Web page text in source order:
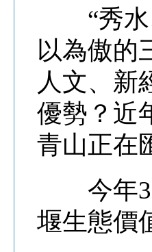
“秀水
以為傲的
人文、新
優勢？近
青山正在
今年3
堰生態價